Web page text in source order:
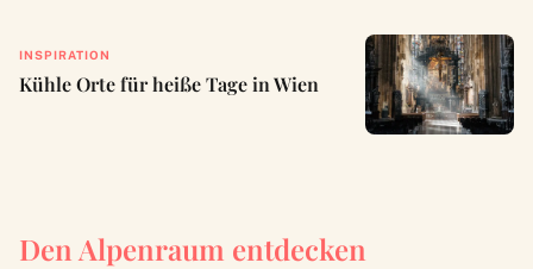
INSPIRATION
Kühle Orte für heiße Tage in Wien
Den Alpenraum entdecken